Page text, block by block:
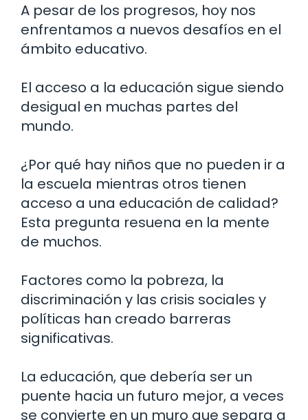
A pesar de los progresos, hoy nos
enfrentamos a nuevos desafíos en el
ámbito educativo.
El acceso a la educación sigue siendo
desigual en muchas partes del
mundo.
¿Por qué hay niños que no pueden ir a
la escuela mientras otros tienen
acceso a una educación de calidad?
Esta pregunta resuena en la mente
de muchos.
Factores como la pobreza, la
discriminación y las crisis sociales y
políticas han creado barreras
significativas.
La educación, que debería ser un
puente hacia un futuro mejor, a veces
se convierte en un muro que separa a